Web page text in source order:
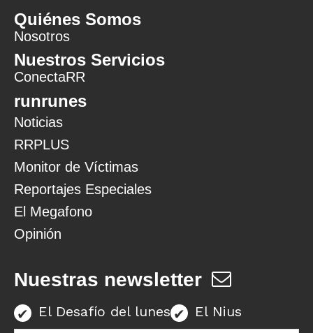
Quiénes Somos
Nosotros
Nuestros Servicios
ConectaRR
runrunes
Noticias
RRPLUS
Monitor de Víctimas
Reportajes Especiales
El Megafono
Opinión
Nuestras newsletter
El Desafío del lunes El Nius